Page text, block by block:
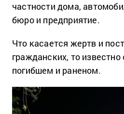
частности дома,
бюро и предприятие.
Что касается жертв и
гражданских, то
погибшем и раненом.